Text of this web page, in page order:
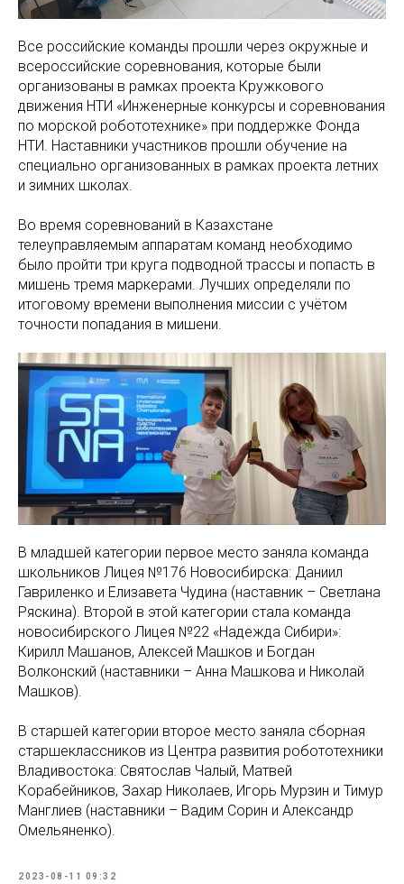
Все российские команды прошли через окружные и
всероссийские соревнования, которые были
организованы в рамках проекта Кружкового
движения НТИ «Инженерные конкурсы и соревнования
по морской робототехнике» при поддержке Фонда
НТИ. Наставники участников прошли обучение на
специально организованных в рамках проекта летних
и зимних школах.
Во время соревнований в Казахстане
телеуправляемым аппаратам команд необходимо
было пройти три круга подводной трассы и попасть в
мишень тремя маркерами. Лучших определяли по
итоговому времени выполнения миссии с учётом
точности попадания в мишени.
В младшей категории первое место заняла команда
школьников Лицея №176 Новосибирска: Даниил
Гавриленко и Елизавета Чудина (наставник – Светлана
Ряскина). Второй в этой категории стала команда
новосибирского Лицея №22 «Надежда Сибири»:
Кирилл Машанов, Алексей Машков и Богдан
Волконский (наставники – Анна Машкова и Николай
Машков).
В старшей категории второе место заняла сборная
старшеклассников из Центра развития робототехники
Владивостока: Святослав Чалый, Матвей
Корабейников, Захар Николаев, Игорь Мурзин и Тимур
Манглиев (наставники – Вадим Сорин и Александр
Омельяненко).
2023-08-11 09:32